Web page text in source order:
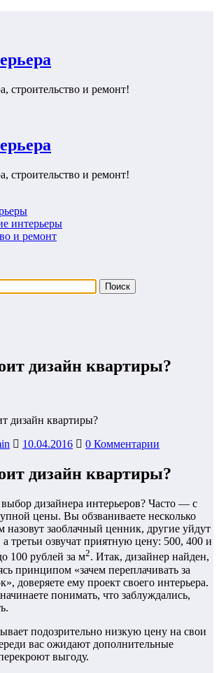
строительство и ремонт!
строительство и ремонт!
интерьеры
и ремонт
дизайн квартиры?
дизайн квартиры?
10.04.2016 0 Комментарии
дизайн квартиры?
дизайнера интерьеров? Часто — с
цены. Вы обзваниваете несколько
назовут заоблачный ценник, другие уйдут
а третьи озвучат приятную цену: 500, 400 и
100 рублей за м2. Итак, дизайнер найден,
принципом «зачем переплачивать за
доверяете ему проект своего интерьера.
понимать, что заблуждались,
подозрительно низкую цену на свои
вас ожидают дополнительные
выгоду.